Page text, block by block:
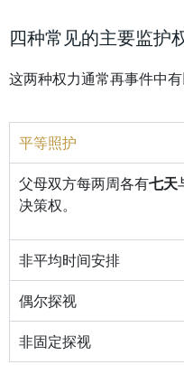
四种常见的主要监护
这两种权力通常再事件中
平等照护
父母双方每两周各有七天
决策权。
非平均时间安排
偶尔探视
非固定探视